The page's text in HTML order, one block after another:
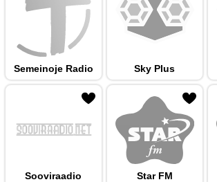
Semeinoje Radio Sky Plus
Sooviraadio Star FM